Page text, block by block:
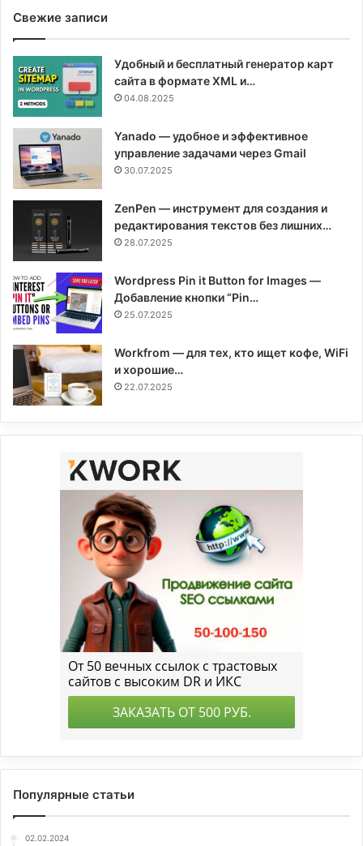
Свежие записи
Удобный и бесплатный генератор карт
сайта в формате XML и…
04.08.2025
Yanado — удобное и эффективное
управление задачами через Gmail
30.07.2025
ZenPen — инструмент для создания и
редактирования текстов без лишних…
28.07.2025
Wordpress Pin it Button for Images —
Добавление кнопки “Pin…
25.07.2025
Workfrom — для тех, кто ищет кофе, WiFi
и хорошие…
22.07.2025
Популярные статьи
02.02.2024